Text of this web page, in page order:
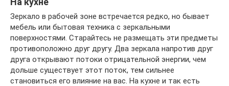
Зеркало в рабочей зоне встречается редко, но бывает
мебель или бытовая техника с зеркальными
поверхностями. Старайтесь не размещать эти предметы
противоположно друг другу. Два зеркала напротив друг
друга открывают потоки отрицательной энергии, чем
дольше существует этот поток, тем сильнее
становиться его влияние на вас. На кухне и так есть